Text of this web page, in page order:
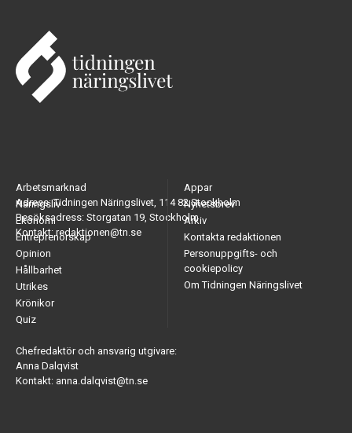
Adress: Tidningen Näringslivet, 114 82 Stockholm
Besöksadress: Storgatan 19, Stockholm
Kontakt: redaktionen@tn.se
Arbetsmarknad
Näringsliv
Ekonomi
Entreprenörskap
Opinion
Hållbarhet
Utrikes
Krönikor
Quiz
Appar
Nyhetsbrev
Arkiv
Kontakta redaktionen
Personuppgifts- och
cookiepolicy
Om Tidningen Näringslivet
Chefredaktör och ansvarig utgivare:
Anna Dalqvist
Kontakt: anna.dalqvist@tn.se